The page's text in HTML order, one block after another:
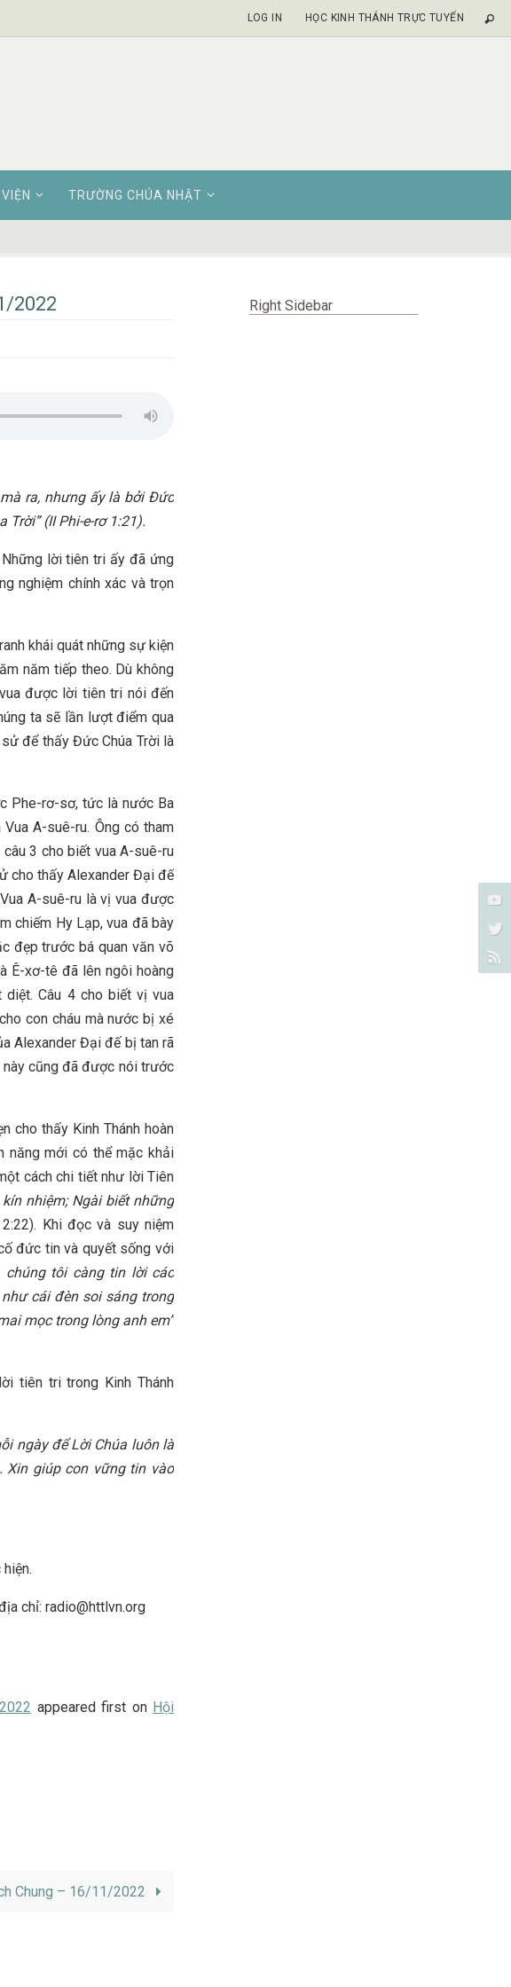
LOG IN HỌC KINH THÁNH TRỰC TUYẾN
TRƯỜNG CHÚA NHẬT
2022
ra, nhưng ấy là bởi Đức
(II Phi-e-rơ 1:21).
lời tiên tri ấy đã ứng
nghiệm chính xác và trọn
khái quát những sự kiện
năm tiếp theo. Dù không
được lời tiên tri nói đến
ta sẽ lần lượt điểm qua
để thấy Đức Chúa Trời là
Phe-rơ-sơ, tức là nước Ba
A-suê-ru. Ông có tham
3 cho biết vua A-suê-ru
cho thấy Alexander Đại đế
A-suê-ru là vị vua được
chiếm Hy Lạp, vua đã bày
đẹp trước bá quan văn võ
Ê-xơ-tê đã lên ngôi hoàng
Câu 4 cho biết vị vua
con cháu mà nước bị xé
Alexander Đại đế bị tan rã
cũng đã được nói trước
cho thấy Kinh Thánh hoàn
năng mới có thể mặc khải
cách chi tiết như lời Tiên
nhiệm; Ngài biết những
Khi đọc và suy niệm
đức tin và quyết sống với
chúng tôi càng tin lời các
cái đèn soi sáng trong
mọc trong lòng anh em”
tiên tri trong Kinh Thánh
ngày để Lời Chúa luôn là
Xin giúp con vững tin vào
chỉ: radio@httlvn.org
appeared first on Hội
Chung – 16/11/2022
Right Sidebar